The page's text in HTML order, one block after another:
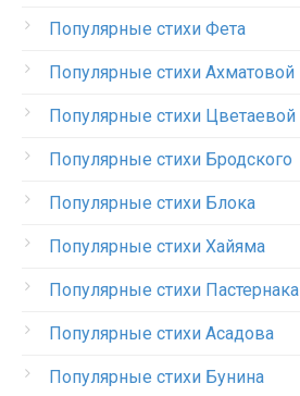
Популярные стихи Фета
Популярные стихи Ахматовой
Популярные стихи Цветаевой
Популярные стихи Бродского
Популярные стихи Блока
Популярные стихи Хайяма
Популярные стихи Пастернака
Популярные стихи Асадова
Популярные стихи Бунина